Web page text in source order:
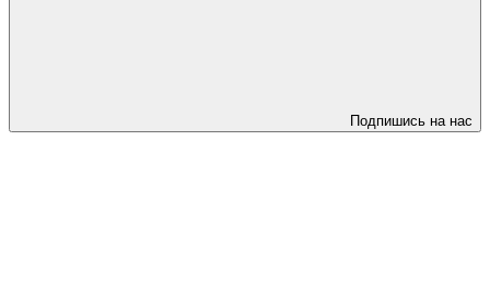
Подпишись на нас